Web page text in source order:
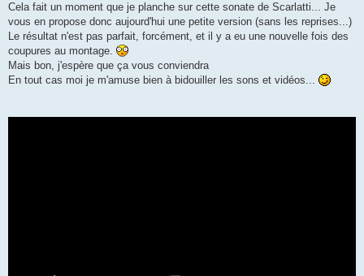
a
g
Cela fait un moment que je planche sur cette sonate de Scarlatti... Je
vous en propose donc aujourd'hui une petite version (sans les reprises...)
Le résultat n'est pas parfait, forcément, et il y a eu une nouvelle fois des
coupures au montage.
Mais bon, j'espère que ça vous conviendra
En tout cas moi je m'amuse bien à bidouiller les sons et vidéos...